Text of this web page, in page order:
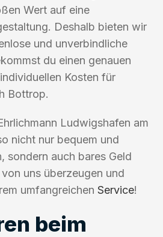
Wert auf eine
Deshalb bieten wir
und unverbindliche
du einen genauen
Kosten für
Bottrop.
Ludwigshafen am
nicht nur bequem und
sondern auch bares Geld
uns überzeugen und
umfangreichen Service!
beim